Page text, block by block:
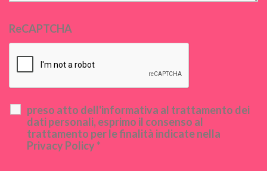
ReCAPTCHA
preso atto dell'informativa al trattamento dei
dati personali, esprimo il consenso al
trattamento per le finalità indicate nella
Privacy Policy *